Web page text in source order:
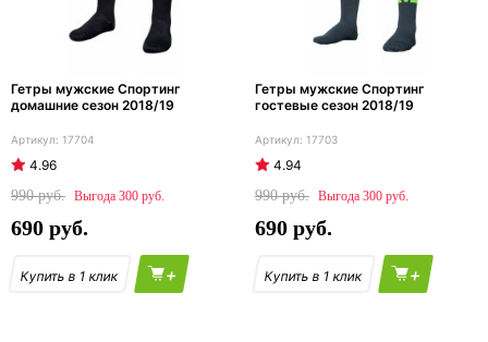
Гетры мужские Спортинг
домашние сезон 2018/19
17704
4.96
990
300
690
+
Гетры мужские Спортинг
гостевые сезон 2018/19
17703
4.94
990
300
690
+